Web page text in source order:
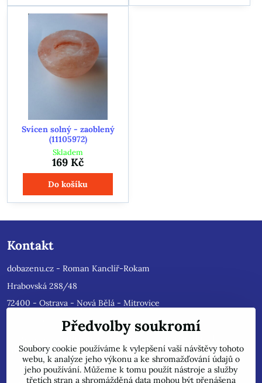
Svícen solný - zaoblený
(11105972)
Skladem
169 Kč
Do košíku
Kontakt
dobazenu.cz - Roman Kanclíř-Rokam
Hrabovská 288/48
72400 - Ostrava - Nová Bělá - Mitrovice
rokam@seznam.cz
(Prosíme nyní dotazy do mailu, ihned
odpovíme, jsme přetíženi). Reklamace prosíme pouze do mailu,
přepošleme výrobci s dalším řešením.
Jsme plátci DPH.
Předvolby soukromí
Soubory cookie používáme k vylepšení vaší návštěvy tohoto
webu, k analýze jeho výkonu a ke shromažďování údajů o
jeho používání. Můžeme k tomu použít nástroje a služby
třetích stran a shromážděná data mohou být přenášena